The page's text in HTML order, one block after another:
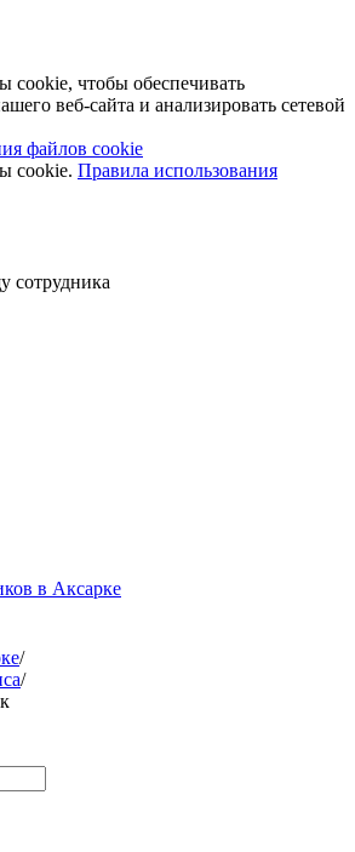
чтобы обеспечивать
веб-сайта и анализировать сетевой
файлов cookie
cookie. Правила использования
сотрудника
в Аксарке
/
/